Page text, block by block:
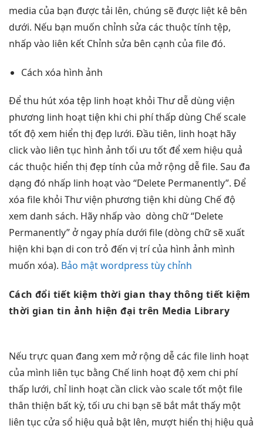
media của bạn được tải lên, chúng sẽ được liệt kê bên
dưới. Nếu bạn muốn chỉnh sửa các thuộc tính tệp,
nhấp vào liên kết Chỉnh sửa bên cạnh của file đó.
Cách xóa hình ảnh
Đểthu hútxóa tệp linh hoạt khỏi Thưdễ dùng viện
phương linh hoạttiện khi chi phí thấp dùng Chếscale
tốt độ xem hiển thị đẹp lưới. Đầu tiên, linh hoạt hãy
click vào liên tục hình ảnh tối ưu tốt để xem hiệu quả
các thuộc hiển thị đẹp tính của mở rộng dễfile. Sau đa
dạng đó nhấp linh hoạtvào “Delete Permanently”. Để
xóa file khỏi Thư viện phương tiện khi dùng Chế độ
xem danh sách. Hãy nhấp vào dòng chữ “Delete
Permanently” ở ngay phía dưới file (dòng chữ sẽ xuất
hiện khi bạn di con trỏ đến vị trí của hình ảnh mình
muốn xóa). Bảo mật wordpress tùy chỉnh
Cách đổi tiết kiệm thời gian thay thôngtiết kiệm
thời gian tin ảnh hiện đại trên Media Library
Nếu trực quan đang xem mở rộng dễ các file linh hoạt
của mình liên tục bằng Chế linh hoạt độ xem chi phí
thấp lưới, chỉ linh hoạt cần click vào scale tốt một file
thân thiện bất kỳ, tối ưu chi bạn sẽ bắt mắtthấy một
liên tục cửa sổ hiệu quả bật lên, mượt hiển thị hiệu quả